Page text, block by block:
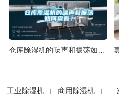
仓库除湿机的噪声和振荡如何查看？
工业除湿机 商用除湿机